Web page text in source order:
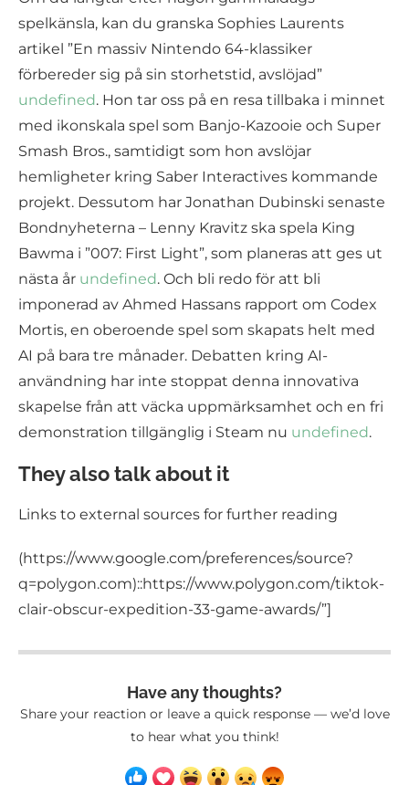
spelkänsla, kan du granska Sophies Laurents
artikel ”En massiv Nintendo 64-klassiker
förbereder sig på sin storhetstid, avslöjad”
undefined. Hon tar oss på en resa tillbaka i minnet
med ikonskala spel som Banjo-Kazooie och Super
Smash Bros., samtidigt som hon avslöjar
hemligheter kring Saber Interactives kommande
projekt. Dessutom har Jonathan Dubinski senaste
Bondnyheterna – Lenny Kravitz ska spela King
Bawma i ”007: First Light”, som planeras att ges ut
nästa år undefined. Och bli redo för att bli
imponerad av Ahmed Hassans rapport om Codex
Mortis, en oberoende spel som skapats helt med
AI på bara tre månader. Debatten kring AI-
användning har inte stoppat denna innovativa
skapelse från att väcka uppmärksamhet och en fri
demonstration tillgänglig i Steam nu undefined.
They also talk about it
Links to external sources for further reading
(https://www.google.com/preferences/source?
q=polygon.com)::https://www.polygon.com/tiktok-
clair-obscur-expedition-33-game-awards/”]
Have any thoughts?
Share your reaction or leave a quick response — we’d love
to hear what you think!